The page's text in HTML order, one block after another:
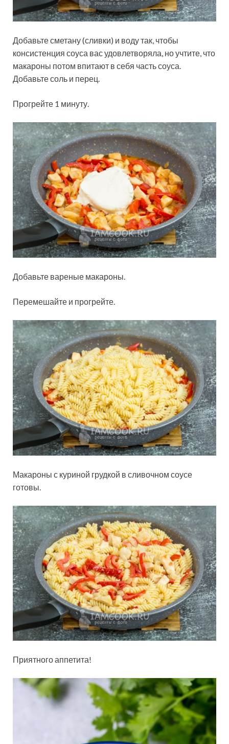
Добавьте сметану (сливки) и воду так, чтобы
консистенция соуса вас удовлетворяла, но учтите, что
макароны потом впитают в себя часть соуса.
Добавьте соль и перец.
Прогрейте 1 минуту.
Добавьте вареные макароны.
Перемешайте и прогрейте.
Макароны с куриной грудкой в сливочном соусе
готовы.
Приятного аппетита!